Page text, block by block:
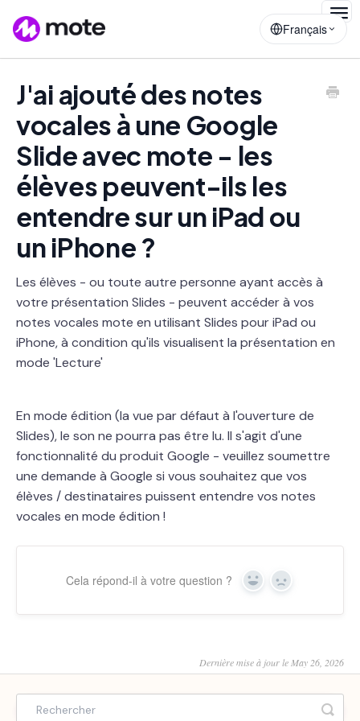
Français
J'ai ajouté des notes
vocales à une Google
Slide avec mote - les
élèves peuvent-ils les
entendre sur un iPad ou
un iPhone ?
Les élèves - ou toute autre personne ayant accès à
votre présentation Slides - peuvent accéder à vos
notes vocales mote en utilisant Slides pour iPad ou
iPhone, à condition qu'ils visualisent la présentation en
mode 'Lecture'
En mode édition (la vue par défaut à l'ouverture de
Slides), le son ne pourra pas être lu. Il s'agit d'une
fonctionnalité du produit Google - veuillez soumettre
une demande à Google si vous souhaitez que vos
élèves / destinataires puissent entendre vos notes
vocales en mode édition !
Cela répond-il à votre question ? Yes No
Dernière mise à jour le May 26, 2026